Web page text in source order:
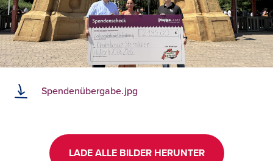
Spendenübergabe.jpg
LADE ALLE BILDER HERUNTER